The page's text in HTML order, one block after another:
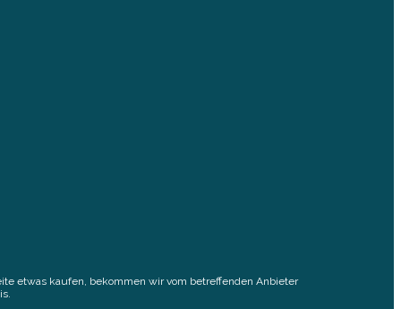
etwas kaufen, bekommen wir vom betreffenden Anbieter